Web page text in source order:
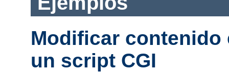
Modificar
un script CGI